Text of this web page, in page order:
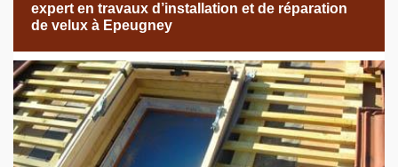
expert en travaux d’installation et de réparation
de velux à Epeugney